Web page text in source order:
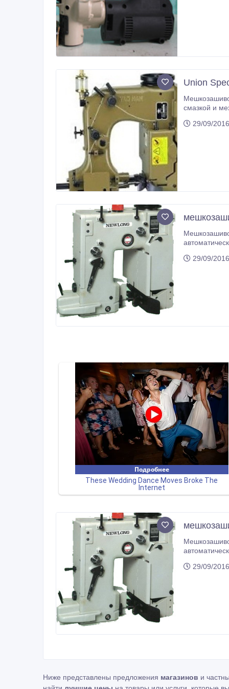
Union
смазкой и
29/09/
29/09/
8 мм, мотор 400 Вт, 220/380 В, 50 Гц, рабочая скорость - 2700 ст/мин, вес ~ 45 кг, тип иглы - DR-H30, # 25 (200), 26 (230),29/09/
Ниже представлены предложения магазинов и